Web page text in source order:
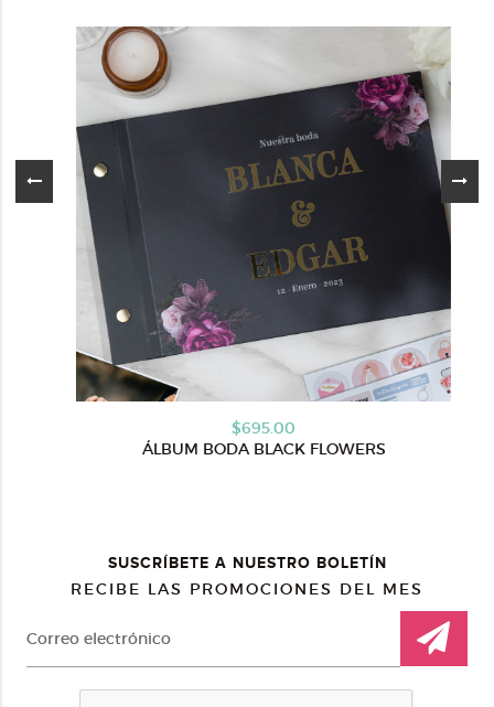
$695.00
ÁLBUM BODA BLACK FLOWERS
SUSCRÍBETE A NUESTRO BOLETÍN
RECIBE LAS PROMOCIONES DEL MES